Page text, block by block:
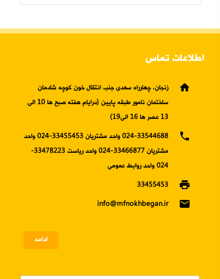
اطلاعات تماس
home
زنجان، چهارراه سعدی جنب انتقال خون کوچه شادمان
ساختمان نامور طبقه پایین (درایام هفته صبح ها 10 الی
13 عصر ها 16 الی19)
phone
024-33544688 واحد مشتریان 33455453-024 واحد
مشتریان 33466877-024 واحد ریاست 33478223-
024 واحد روابط عمومی
print
33455453
email
info@mfnokhbegan.ir
ادامه